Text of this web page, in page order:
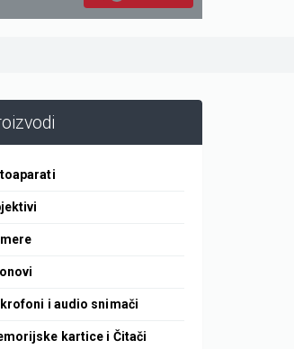
i audio snimači
kartice i Čitači